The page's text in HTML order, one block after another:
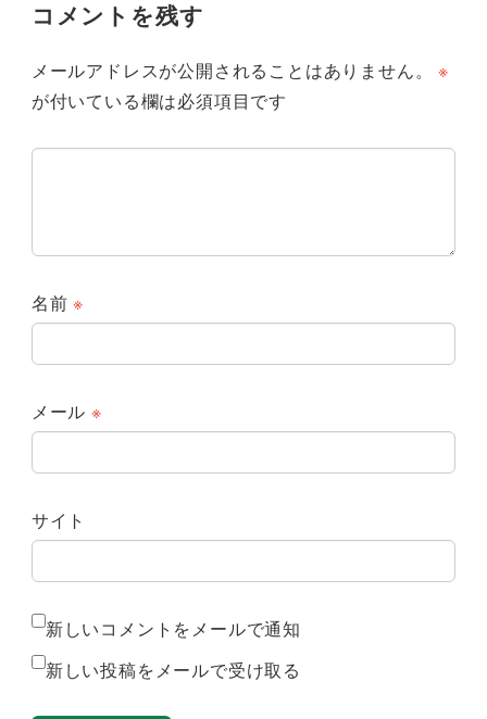
コメントを残す
メールアドレスが公開されることはありません。
※
が付いている欄は必須項目です
名前※
メール ※
サイト
新しいコメントをメールで通知
新しい投稿をメールで受け取る